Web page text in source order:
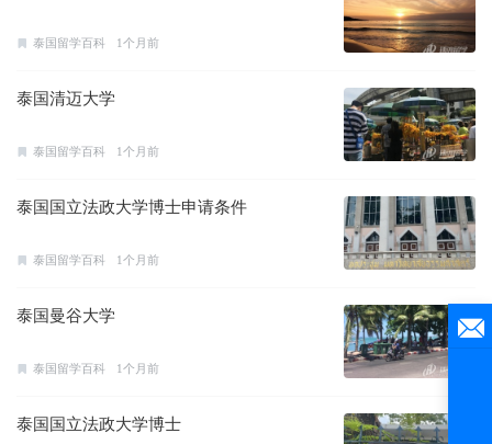
泰国留学百科 1个月前
泰国清迈大学
泰国留学百科 1个月前
泰国国立法政大学博士申请条件
泰国留学百科 1个月前
泰国曼谷大学
泰国留学百科 1个月前
泰国国立法政大学博士